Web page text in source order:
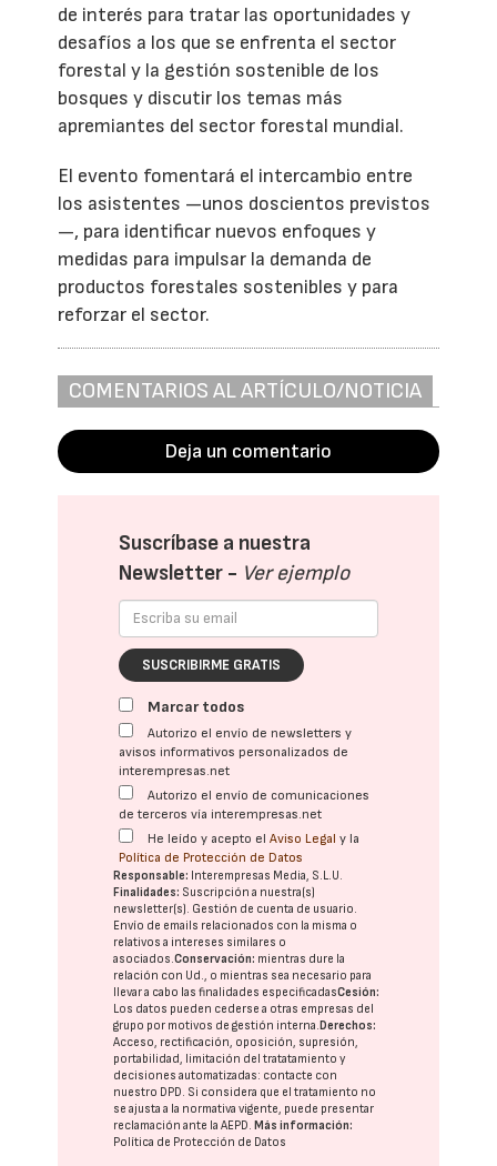
de interés para tratar las oportunidades y
desafíos a los que se enfrenta el sector
forestal y la gestión sostenible de los
bosques y discutir los temas más
apremiantes del sector forestal mundial.
El evento fomentará el intercambio entre
los asistentes —unos doscientos previstos
—, para identificar nuevos enfoques y
medidas para impulsar la demanda de
productos forestales sostenibles y para
reforzar el sector.
COMENTARIOS AL ARTÍCULO/NOTICIA
Deja un comentario
Suscríbase a nuestra
Newsletter - Ver ejemplo
SUSCRIBIRME GRATIS
Marcar todos
Autorizo el envío de newsletters y
avisos informativos personalizados de
interempresas.net
Autorizo el envío de comunicaciones
de terceros vía interempresas.net
He leído y acepto elAviso Legal y la
Política de Protección de Datos
Responsable: Interempresas Media, S.L.U.
Finalidades: Suscripción a nuestra(s)
newsletter(s). Gestión de cuenta de usuario.
Envío de emails relacionados con la misma o
relativos a intereses similares o
asociados.Conservación: mientras dure la
relación con Ud., o mientras sea necesario para
llevar a cabo las finalidades especificadasCesión:
Los datos pueden cederse a otras empresas del
grupo por motivos de gestión interna.Derechos:
Acceso, rectificación, oposición, supresión,
portabilidad, limitación del tratatamiento y
decisiones automatizadas: contacte con
nuestro DPD. Si considera que el tratamiento no
se ajusta a la normativa vigente, puede presentar
reclamación ante laAEPD.Más información:
Política de Protección de Datos